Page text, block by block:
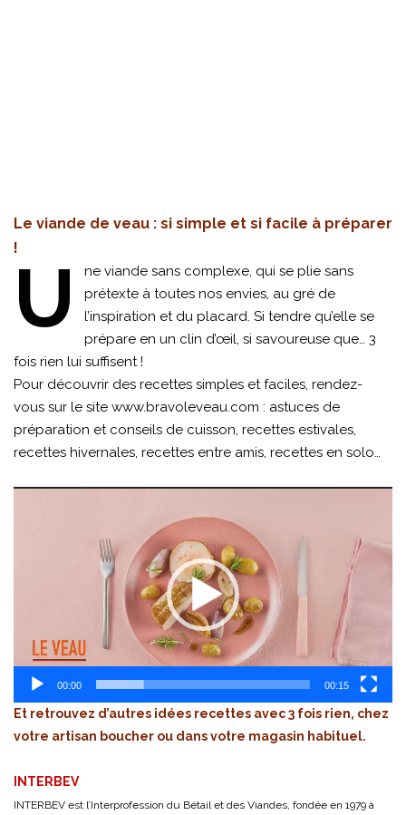
Le viande de veau : si simple et si facile à préparer
!
U
ne viande sans complexe, qui se plie sans
prétexte à toutes nos envies, au gré de
l’inspiration et du placard. Si tendre qu’elle se
prépare en un clin d’œil, si savoureuse que… 3
fois rien lui suffisent !
Pour découvrir des recettes simples et faciles, rendez-
vous sur le site www.bravoleveau.com : astuces de
préparation et conseils de cuisson, recettes estivales,
recettes hivernales, recettes entre amis, recettes en solo…
00:00 00:15
Et retrouvez d’autres idées recettes avec 3 fois rien, chez
votre artisan boucher ou dans votre magasin habituel.
INTERBEV
INTERBEV est l’Interprofession du Bétail et des Viandes, fondée en 1979 à